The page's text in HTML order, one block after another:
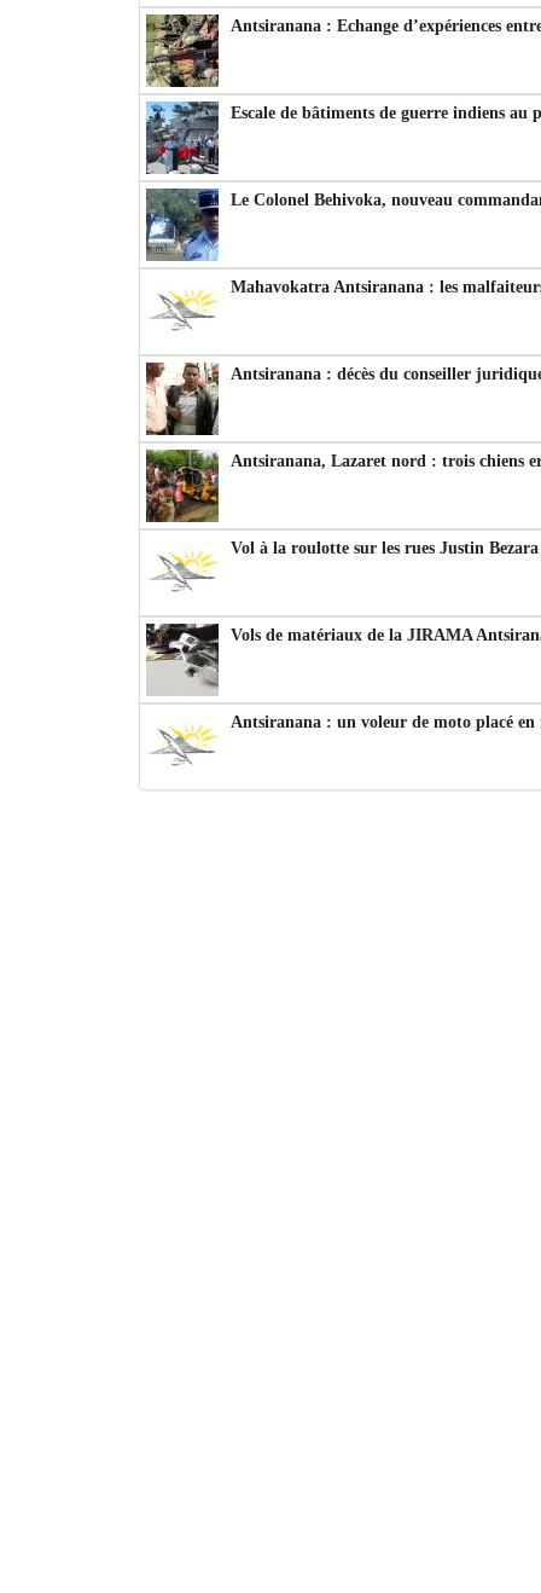
Antsiranana : Echange d’expériences
Escale de bâtiments de guerre indiens au
Le Colonel Behivoka, nouveau
Mahavokatra Antsiranana : les
Antsiranana : décès du conseiller
Antsiranana, Lazaret nord : trois chiens
Vol à la roulotte sur les rues Justin
Vols de matériaux de la JIRAMA
Antsiranana : un voleur de moto placé en